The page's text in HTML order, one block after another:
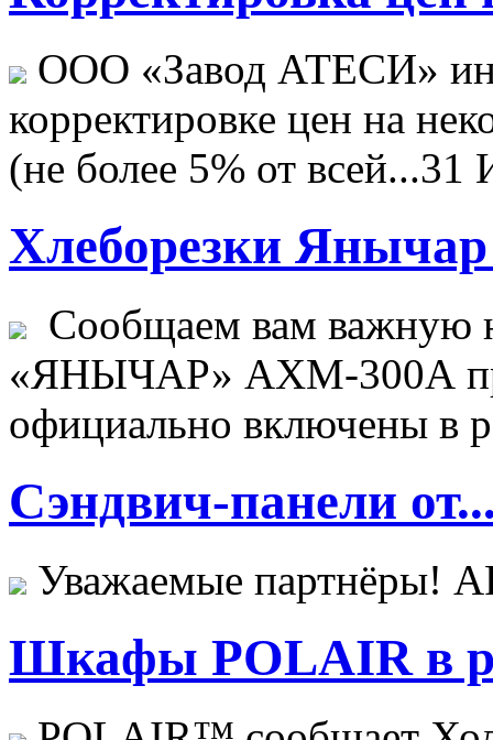
ООО «Завод АТЕСИ»
корректировке цен на
(не более 5% от всей...31
Хлеборезки Янычар
Сообщаем вам важную
«ЯНЫЧАР» АХМ-300А
официально включены в
Сэндвич-панели
Уважаемые
Шкафы POLAIR в